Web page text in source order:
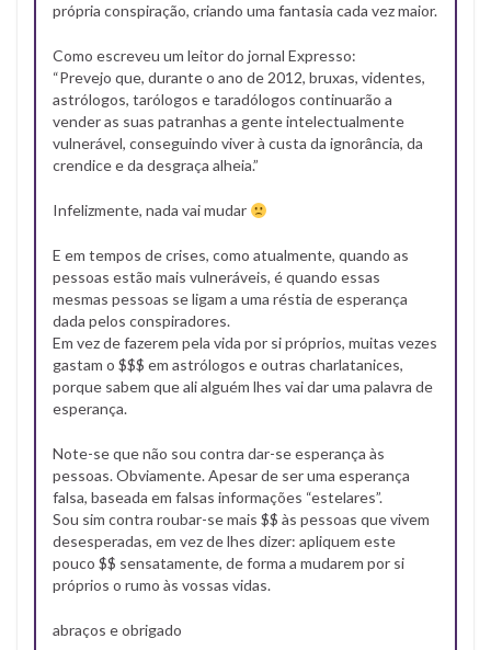
própria conspiração, criando uma fantasia cada vez maior.
Como escreveu um leitor do jornal Expresso:
“Prevejo que, durante o ano de 2012, bruxas, videntes,
astrólogos, tarólogos e taradólogos continuarão a
vender as suas patranhas a gente intelectualmente
vulnerável, conseguindo viver à custa da ignorância, da
crendice e da desgraça alheia.”
Infelizmente, nada vai mudar
E em tempos de crises, como atualmente, quando as
pessoas estão mais vulneráveis, é quando essas
mesmas pessoas se ligam a uma réstia de esperança
dada pelos conspiradores.
Em vez de fazerem pela vida por si próprios, muitas vezes
gastam o $$$ em astrólogos e outras charlatanices,
porque sabem que ali alguém lhes vai dar uma palavra de
esperança.
Note-se que não sou contra dar-se esperança às
pessoas. Obviamente. Apesar de ser uma esperança
falsa, baseada em falsas informações “estelares”.
Sou sim contra roubar-se mais $$ às pessoas que vivem
desesperadas, em vez de lhes dizer: apliquem este
pouco $$ sensatamente, de forma a mudarem por si
próprios o rumo às vossas vidas.
abraços e obrigado